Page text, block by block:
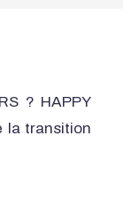
? HAPPY
la transition